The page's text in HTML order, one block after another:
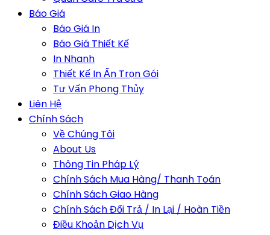
Báo Giá
Báo Giá In
Báo Giá Thiết Kế
In Nhanh
Thiết Kế In Ấn Trọn Gói
Tư Vấn Phong Thủy
Liên Hệ
Chính Sách
Về Chúng Tôi
About Us
Thông Tin Pháp Lý
Chính Sách Mua Hàng/ Thanh Toán
Chính Sách Giao Hàng
Chính Sách Đổi Trả / In Lại / Hoàn Tiền
Điều Khoản Dịch Vụ